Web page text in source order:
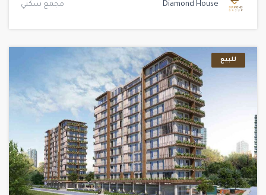
Diamond House مجمع سكني
للبيع